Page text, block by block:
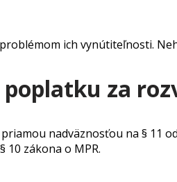
ich vynútiteľnosti.
poplatku za
nadväznosťou na § 11
10 zákona o MPR.